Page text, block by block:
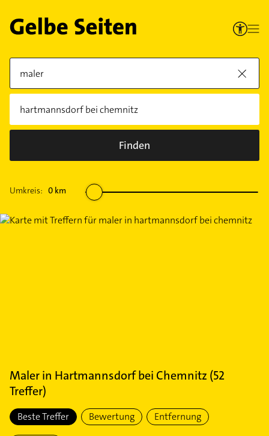
Finden
Umkreis: 0 km
Malerin Hartmannsdorf bei Chemnitz (52
Treffer)
Beste Treffer Bewertung Entfernung